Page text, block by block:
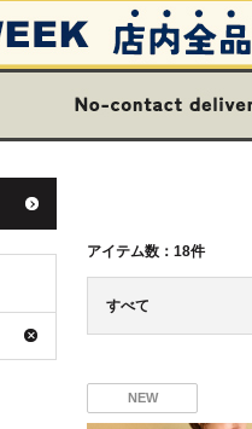
アイテム数： 18件
すべて
NEW